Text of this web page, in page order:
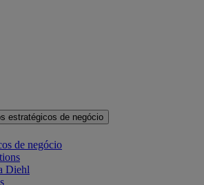
estratégicos de negócio
de negócio
Diehl